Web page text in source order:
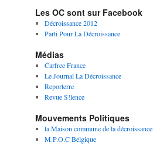
Les OC sont sur Facebook
Décroissance 2012
Parti Pour La Décroissance
Médias
Carfree France
Le Journal La Décroissance
Reporterre
Revue S!lence
Mouvements Politiques
la Maison commune de la décroissance
M.P.O.C Belgique